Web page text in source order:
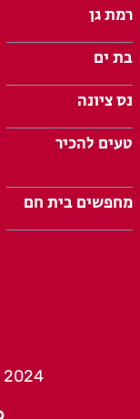
רמת גן
בת ים
נס ציונה
טעים להכיר
מחפשים בית חם
2024 כל הזכויות שמורות לגל גפן